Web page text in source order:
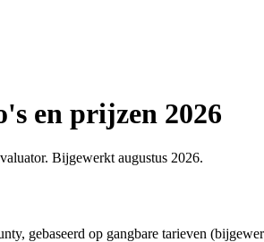
en prijzen 2026
Bijgewerkt augustus 2026.
gebaseerd op gangbare tarieven